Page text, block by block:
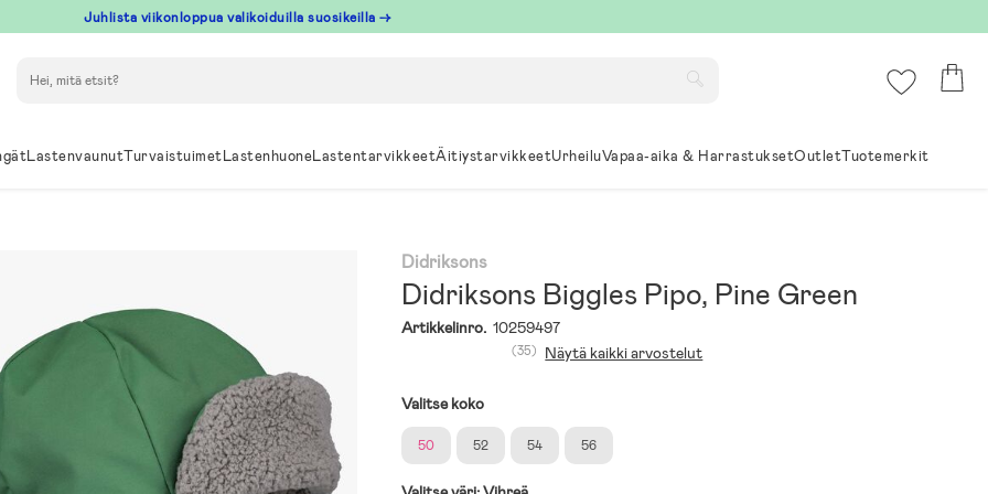
Juhlista viikonloppua valikoiduilla suosikeilla →
LastenvaunutTurvaistuimetLastenhuoneLastentarvikkeetÄitiystarvikkeetUrheiluVapaa-aika & HarrastuksetOutletTuotemerkit
Didriksons
Didriksons Biggles Pipo, Pine Green
Artikkelinro. 10259497
(35) Näytä kaikki arvostelut
Valitse koko
50 52 54 56